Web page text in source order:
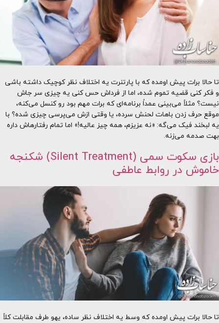
تا حالا برات پیش اومده که با پارتنرت یه اختلاف نظر کوچیک داشته باشی
و فکر کنی قضیه تموم شده، اما از فرداش حس کنی یه چیزی سر جاش
نیست؟ مثلاً می‌بینی عمداً برنامه‌ای که برات مهم بود رو کنسل می‌کنه،
موقع حرف زدن باهات لحنش سرده، یا وقتی ازش می‌پرسی چیزی شده؟ با
یه لبخند فیک می‌گه: «نه عزیزم، همه چیز عالیه!» اما تمام رفتارهاش داره
بهت صدمه می‌زنه.
بازی سکوت سمی (Silent Treatment) شکنجه
خاموش در روابط عاطفی
تا حالا برات پیش اومده که وسط یه اختلاف نظر ساده، یهو طرف مقابلت کلاً